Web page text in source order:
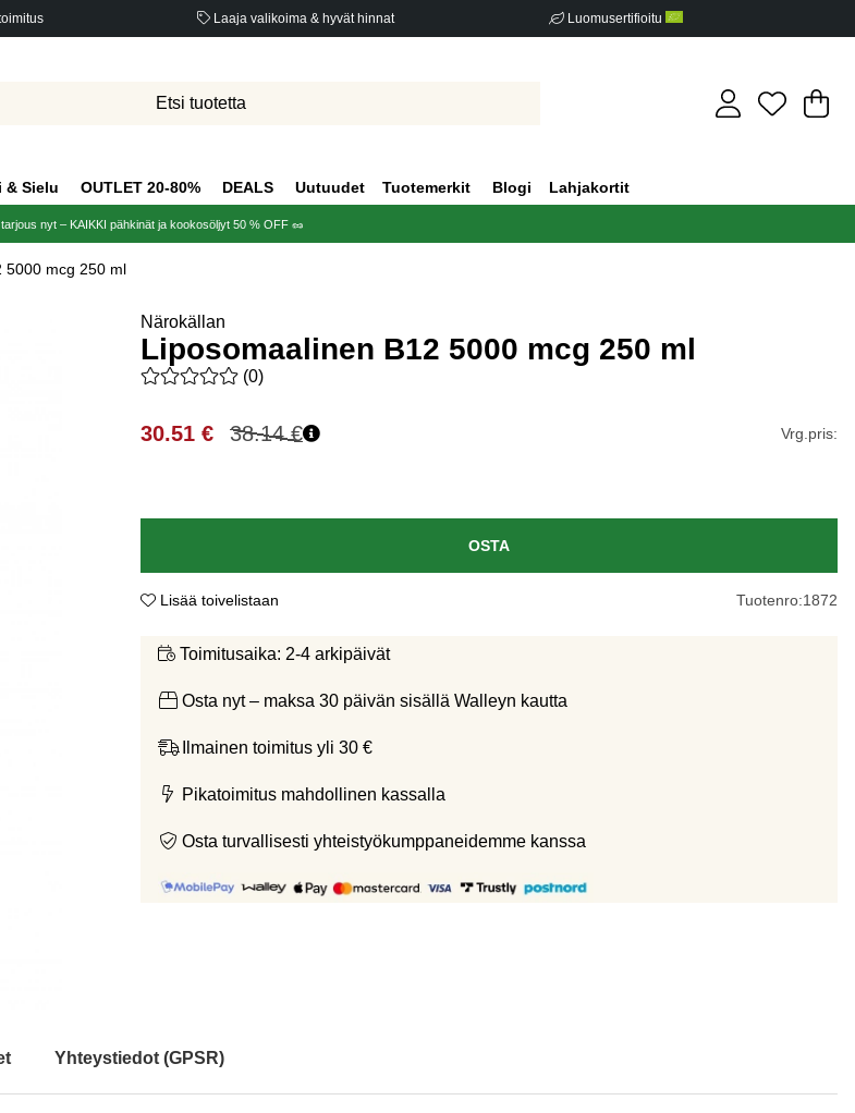
Laaja valikoima & hyvät hinnat Luomusertifioitu
.
& Sielu OUTLET 20-80% DEALS Uutuudet Tuotemerkit Blogi Lahjakortit
nyt – KAIKKI pähkinät ja kookosöljyt 50 % OFF 🥜
5000 mcg 250 ml
Närokällan
Liposomaalinen B12 5000 mcg 250 ml
Keskiarvoluokitus 0 / 5 Arvioiden määrä 0
(0)
38.14€
30.51 € Vrg.pris:
OSTA
Lisää toivelistaan Tuotenro:1872
Toimitusaika: 2-4 arkipäivät
Osta nyt – maksa 30 päivän sisällä Walleyn kautta
Ilmainen toimitus yli 30 €
Pikatoimitus mahdollinen kassalla
Osta turvallisesti yhteistyökumppaneidemme kanssa
Yhteystiedot (GPSR)